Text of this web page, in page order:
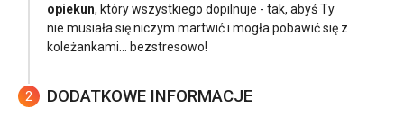
opiekun, który wszystkiego dopilnuje - tak, abyś Ty
nie musiała się niczym martwić i mogła pobawić się z
koleżankami... bezstresowo!
2 DODATKOWE INFORMACJE